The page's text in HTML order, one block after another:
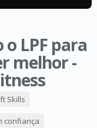
LPF para
melhor -
Skills
confiança